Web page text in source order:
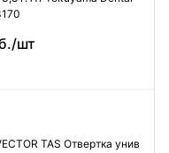
шт
TAS Отвертка унив